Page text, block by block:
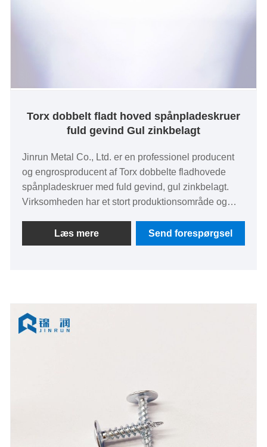
Torx dobbelt fladt hoved spånpladeskruer
fuld gevind Gul zinkbelagt
Jinrun Metal Co., Ltd. er en professionel producent
og engrosproducent af Torx dobbelte fladhovede
spånpladeskruer med fuld gevind, gul zinkbelagt.
Virksomheden har et stort produktionsområde og
Takket være vores skala er vi i stand til at tilbyde
konkurrencedygtige priser og hurtige leveringstider.
Læs mere Send forespørgsel